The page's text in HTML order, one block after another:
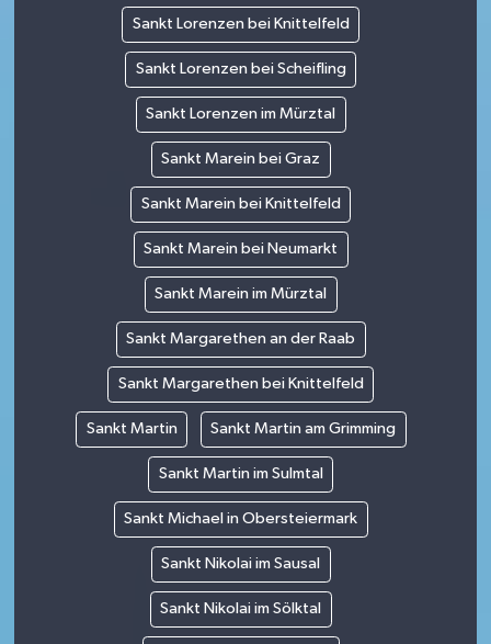
Sankt Lorenzen bei Knittelfeld
Sankt Lorenzen bei Scheifling
Sankt Lorenzen im Mürztal
Sankt Marein bei Graz
Sankt Marein bei Knittelfeld
Sankt Marein bei Neumarkt
Sankt Marein im Mürztal
Sankt Margarethen an der Raab
Sankt Margarethen bei Knittelfeld
Sankt Martin Sankt Martin am Grimming
Sankt Martin im Sulmtal
Sankt Michael in Obersteiermark
Sankt Nikolai im Sausal
Sankt Nikolai im Sölktal